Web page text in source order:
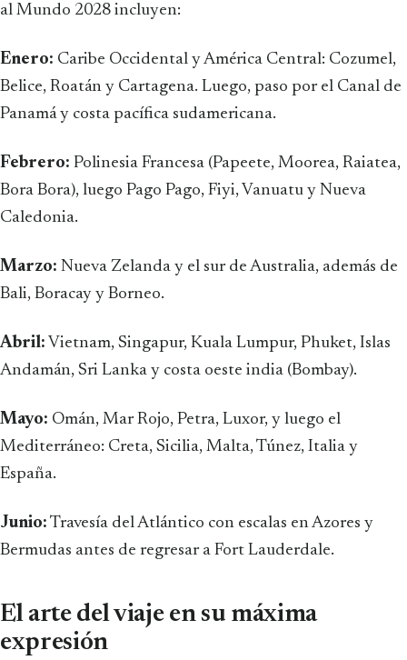
al Mundo 2028 incluyen:
Enero: Caribe Occidental y América Central: Cozumel,
Belice, Roatán y Cartagena. Luego, paso por el Canal de
Panamá y costa pacífica sudamericana.
Febrero: Polinesia Francesa (Papeete, Moorea, Raiatea,
Bora Bora), luego Pago Pago, Fiyi, Vanuatu y Nueva
Caledonia.
Marzo: Nueva Zelanda y el sur de Australia, además de
Bali, Boracay y Borneo.
Abril: Vietnam, Singapur, Kuala Lumpur, Phuket, Islas
Andamán, Sri Lanka y costa oeste india (Bombay).
Mayo: Omán, Mar Rojo, Petra, Luxor, y luego el
Mediterráneo: Creta, Sicilia, Malta, Túnez, Italia y
España.
Junio: Travesía del Atlántico con escalas en Azores y
Bermudas antes de regresar a Fort Lauderdale.
El arte del viaje en su máxima
expresión